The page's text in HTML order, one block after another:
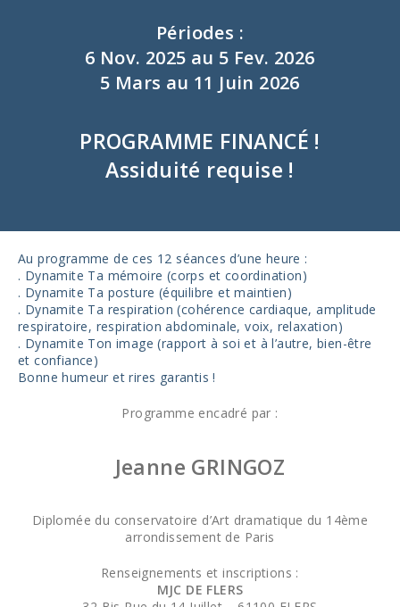
Périodes :
6 Nov. 2025 au 5 Fev. 2026
5 Mars au 11 Juin 2026
PROGRAMME FINANCÉ !
Assiduité requise !
Au programme de ces 12 séances d’une heure :
. Dynamite Ta mémoire (corps et coordination)
. Dynamite Ta posture (équilibre et maintien)
. Dynamite Ta respiration (cohérence cardiaque, amplitude
respiratoire, respiration abdominale, voix, relaxation)
. Dynamite Ton image (rapport à soi et à l’autre, bien-être
et confiance)
Bonne humeur et rires garantis !
Programme encadré par :
Jeanne GRINGOZ
Diplomée du conservatoire d’Art dramatique du 14ème
arrondissement de Paris
Renseignements et inscriptions :
MJC DE FLERS